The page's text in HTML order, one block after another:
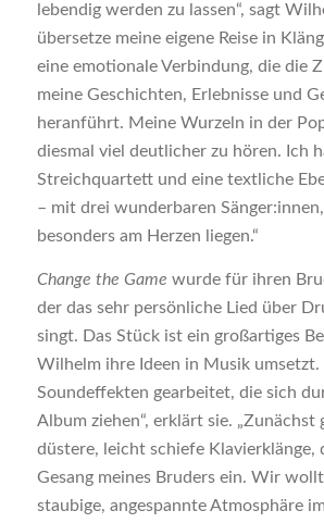
lebendig werden zu lassen“, sagt
übersetze meine eigene Reise in
eine emotionale Verbindung, die die
meine Geschichten, Erlebnisse und
heranführt. Meine Wurzeln in der
diesmal viel deutlicher zu hören. Ich
Streichquartett und eine textliche
– mit drei wunderbaren
besonders am Herzen liegen.“
Change the Game wurde für ihren
der das sehr persönliche Lied über
singt. Das Stück ist ein großartiges
Wilhelm ihre Ideen in Musik umsetzt.
Soundeffekten gearbeitet, die sich
Album ziehen“, erklärt sie. „Zunächst
düstere, leicht schiefe Klavierklänge,
Gesang meines Bruders ein. Wir
staubige, angespannte Atmosphäre